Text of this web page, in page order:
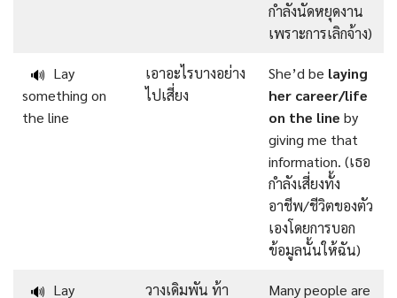
กำลังนัดหยุดงาน
เพราะการเลิกจ้าง)
🔊 Lay
something on
the line
เอาอะไรบางอย่าง
ไปเสี่ยง
She’d be laying
her career/life
on the line by
giving me that
information. (เธอ
กำลังเสี่ยงทั้ง
อาชีพ/ชีวิตของตัว
เองโดยการบอก
ข้อมูลนั้นให้ฉัน)
🔊 Lay
วางเดิมพัน ท้า
Many people are